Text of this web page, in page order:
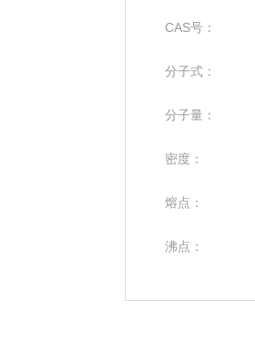
CAS号：
分子式：
分子量：
密度：
熔点：
沸点：